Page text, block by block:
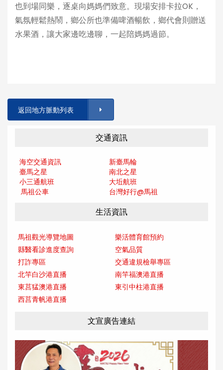
也到場同樂，逐桌向媽媽們致意。現場安排卡拉OK，
氣氛輕鬆熱鬧，鄉公所也準備啤酒暢飲，鄉代會則贈送
水果酒，讓大家邊吃邊聊，一起陪媽媽過節。
返回地方脈動列表
交通資訊
海空交通資訊
新臺馬輪
臺馬之星
南北之星
小三通航班
大坵航班
馬祖公車
台灣好行@馬祖
生活資訊
馬祖觀光導覽地圖
樂活體育館預約
縣醫看診進度查詢
空氣品質
打詐專區
交通違規檢舉專區
北竿白沙港直播
南竿福澳港直播
東莒猛澳港直播
東引中柱港直播
西莒青帆港直播
文宣廣告連結